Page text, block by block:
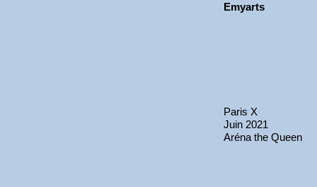
Emyarts
Paris X
Juin 2021
Aréna the Queen